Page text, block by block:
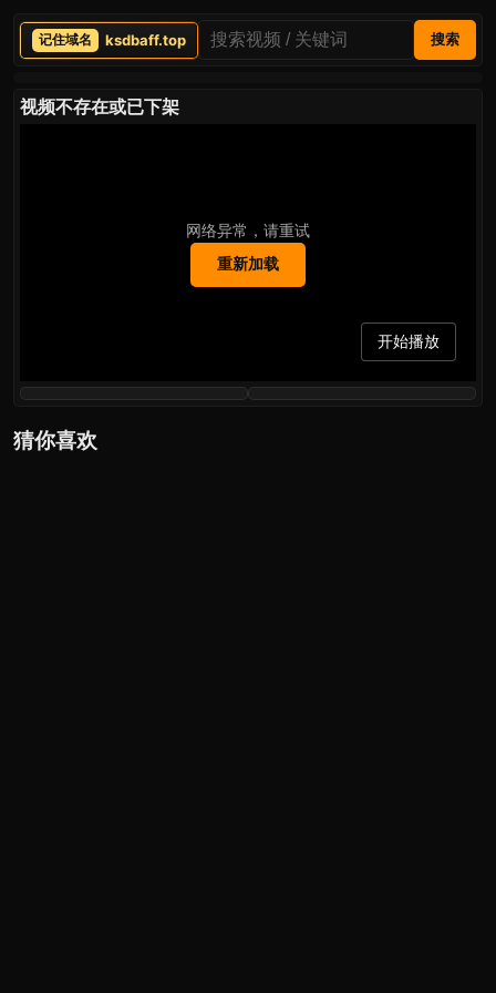
ksdbaff.top 搜索
视频不存在或已下架
网络异常，请重试
重新加载
开始播放
猜你喜欢